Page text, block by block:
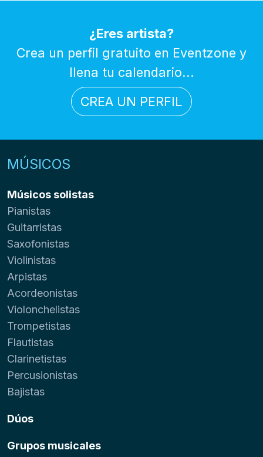
¿Eres artista?
Crea un perfil gratuito en Eventzone y
llena tu calendario...
CREA UN PERFIL
MÚSICOS
Músicos solistas
Pianistas
Guitarristas
Saxofonistas
Violinistas
Arpistas
Acordeonistas
Violonchelistas
Trompetistas
Flautistas
Clarinetistas
Percusionistas
Bajistas
Dúos
Grupos musicales